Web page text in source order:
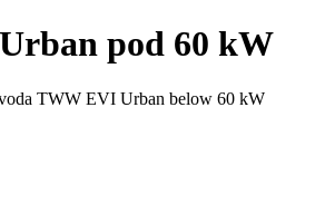
pod 60 kW
TWW EVI Urban below 60 kW